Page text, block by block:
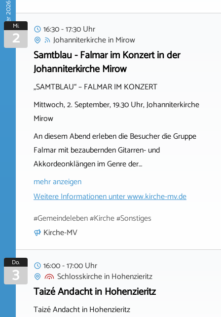
September 2026Mi.
2
16:30 - 17:30 Uhr
JohanniterkircheinMirow
Samtblau - Falmar im Konzert in der
Johanniterkirche Mirow
„SAMTBLAU“ – FALMAR IM KONZERT
Mittwoch, 2. September, 19.30 Uhr, Johanniterkirche
Mirow
An diesem Abend erleben die Besucher die Gruppe
Falmar mit bezaubernden Gitarren- und
Akkordeonklängen im Genre der…
mehr anzeigen
Weitere Informationen unterwww.kirche-mv.de
#Gemeindeleben #Kirche #Sonstiges
Kirche-MV
Do.
3
16:00 - 17:00 Uhr
SchlosskircheinHohenzieritz
Taizé Andacht in Hohenzieritz
Taizé Andacht in Hohenzieritz